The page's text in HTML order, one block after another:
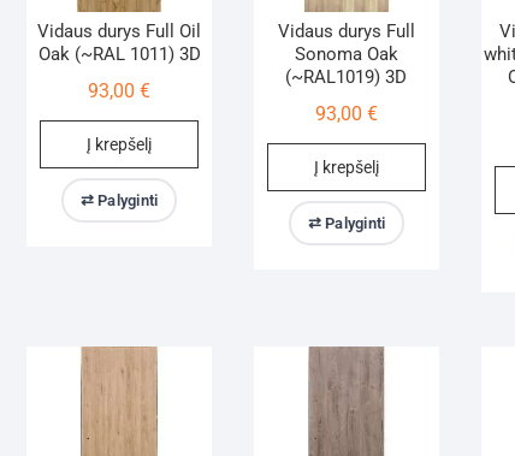
Vidaus durys Full Oil
Oak (~RAL 1011) 3D
93,00€
Į krepšelį
⇄ Palyginti
Vidaus durys Full
Sonoma Oak
(~RAL1019) 3D
93,00 €
Į krepšelį
⇄ Palyginti